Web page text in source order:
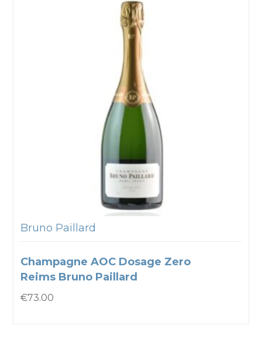
Bruno Paillard
Champagne AOC Dosage Zero
Reims Bruno Paillard
€73.00